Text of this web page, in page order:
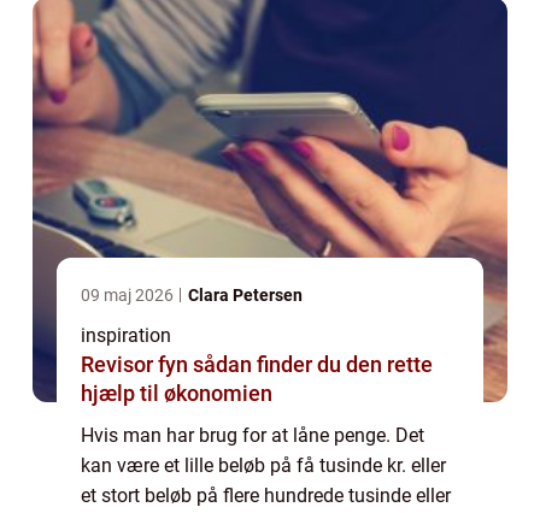
09 maj 2026 Clara Petersen
inspiration
Revisor fyn sådan finder du den rette
hjælp til økonomien
Hvis man har brug for at låne penge. Det
kan være et lille beløb på få tusinde kr. eller
et stort beløb på flere hundrede tusinde eller